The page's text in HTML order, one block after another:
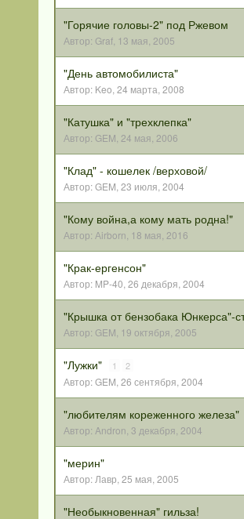
"Горячие головы-2" под Ржевом
Автор: Graf, 13 мая, 2005
"День автомобилиста"
Автор: Keo,24 марта, 2008
"Катушка" и "трехклепка"
Автор: GEM, 24 мая, 2006
"Клад" - кошелек /верховой/
Автор:GEM,23 июля, 2004
"Кому война,а кому мать родна!"
Автор: Аirborn, 18 мая, 2016
"Крак-ергенсон"
Автор: MP-40,26 декабря, 2004
"Крышка от бензобака Юнкерса"-
Автор: GEM, 19 октября, 2005
"Лужки" 1 2
Автор:GEM,26 сентября, 2004
"любителям кореженного железа"
Автор: Andron, 3 декабря, 2004
"мерин"
Автор:Лавр,25 мая, 2005
"Необыкновенная" гильза!